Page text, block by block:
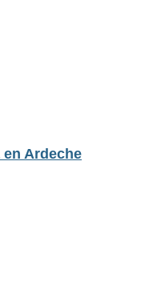
Ardeche